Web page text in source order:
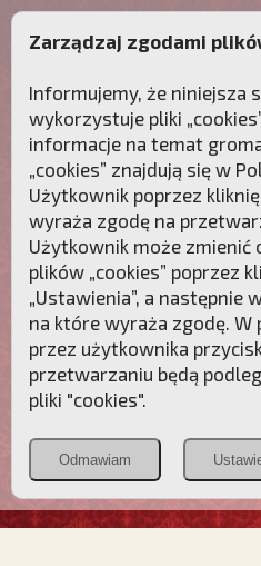
Przebudźmy
Polonia
Christiana
POZNAJ APOSTOLAT
Zarządzaj zgodami
Informujemy, że niniejsza
wykorzystuje pliki
informacje na temat
„cookies” znajdują się w
Użytkownik poprzez
wyraża zgodę na
Użytkownik może zmienić
plików „cookies” poprzez
„Ustawienia”, a następnie
na które wyraża zgodę. W
przez użytkownika
przetwarzaniu będą
pliki "cookies".
Odmawiam